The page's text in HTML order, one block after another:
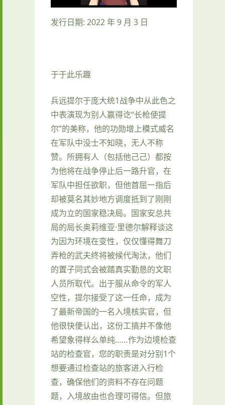
发行日期: 2022 年 9 月 3 日
于于此乐趣
兵远提尔于庞大统1战争中从此色之
中表演现为别人赢得讫“长枪使提
尔”的美称，他的功勋增上模式威名
在军队中没士不知晓，无人不称
赞。所拥有人（包括他己己）都按
为他将在战争停止后一路升官，在
军队中担任欲职，但他首屈一指后
却被莫名其妙地方调度抵到了刚刚
成为立的国家稳决局。国家安总共
局的局长奥莉维亚·里德尔解释谈这
为因为环境在变性，仅仅懂得舞刀
弄枪的武夫终将被候代淘汰，他们
的置子同式会被踏真实勤恳的文职
人员所取代。出于服从命令的军人
空性，提尔接受了这一任命，成为
了最新帝国的一名入境核实官，但
他很快便认出，这份工搞并不像他
希望象得样么单纯……作为边境检查
站的检查官，您的职责是对分别1个
想要通过检查站的旅客进入行检
查，确保他们的资料不存在问题
题，入境故由也合理可得信。但旅